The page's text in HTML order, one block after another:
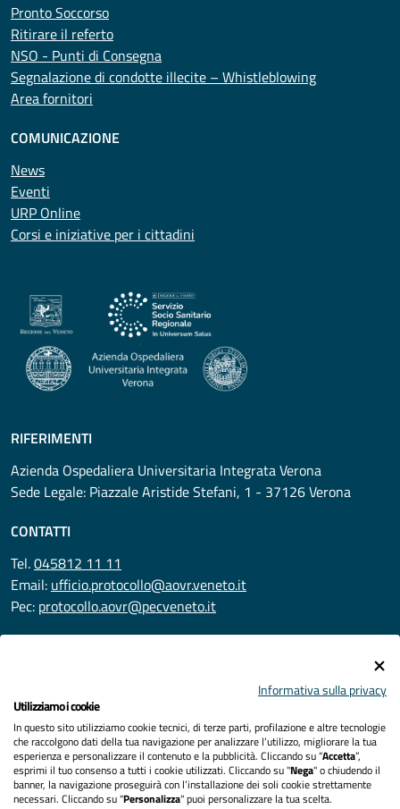
Pronto Soccorso
Ritirare il referto
NSO - Punti di Consegna
Segnalazione di condotte illecite – Whistleblowing
Area fornitori
COMUNICAZIONE
News
Eventi
URP Online
Corsi e iniziative per i cittadini
RIFERIMENTI
Azienda Ospedaliera Universitaria Integrata Verona
Sede Legale: Piazzale Aristide Stefani, 1 - 37126 Verona
CONTATTI
Tel.045812 11 11
Email: ufficio.protocollo@aovr.veneto.it
Pec: protocollo.aovr@pecveneto.it
Privacy
Accessibilità
Informativa sulla privacy
Utilizziamo i cookie
In questo sito utilizziamo cookie tecnici, di terze parti, profilazione e altre tecnologie
che raccolgono dati della tua navigazione per analizzare l’utilizzo, migliorare la tua
esperienza e personalizzare il contenuto e la pubblicità. Cliccando su “Accetta”,
esprimi il tuo consenso a tutti i cookie utilizzati. Cliccando su "Nega" o chiudendo il
banner, la navigazione proseguirà con l’installazione dei soli cookie strettamente
necessari. Cliccando su "Personalizza" puoi personalizzare la tua scelta.